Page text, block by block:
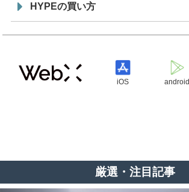
HYPEの買い方
iOS android
厳選・注目記事